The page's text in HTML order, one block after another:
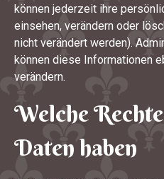
können jederzeit ihre
einsehen, verändern oder
nicht verändert werden).
können diese Informationen
verändern.
Welche
Daten haben